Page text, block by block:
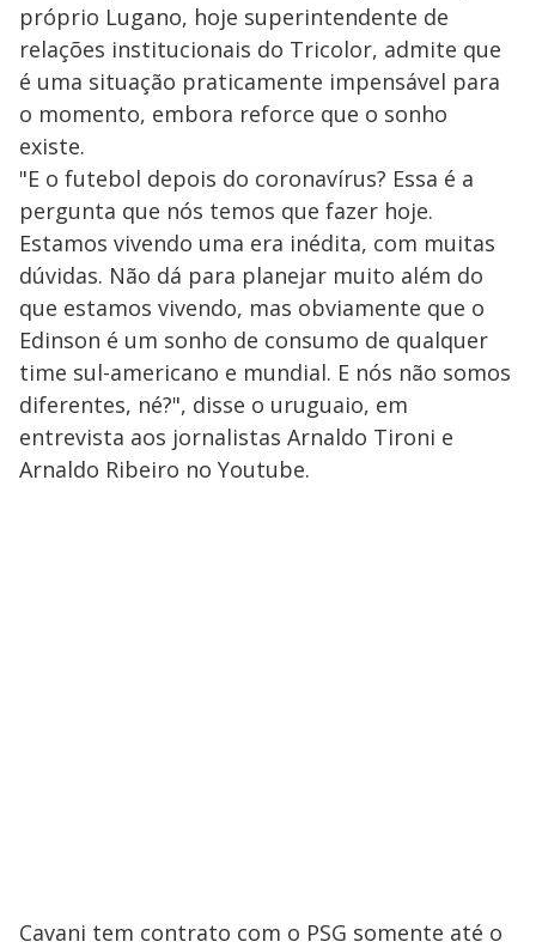
próprio Lugano, hoje superintendente de
relações institucionais do Tricolor, admite que
é uma situação praticamente impensável para
o momento, embora reforce que o sonho
existe.
"E o futebol depois do coronavírus? Essa é a
pergunta que nós temos que fazer hoje.
Estamos vivendo uma era inédita, com muitas
dúvidas. Não dá para planejar muito além do
que estamos vivendo, mas obviamente que o
Edinson é um sonho de consumo de qualquer
time sul-americano e mundial. E nós não somos
diferentes, né?", disse o uruguaio, em
entrevista aos jornalistas Arnaldo Tironi e
Arnaldo Ribeiro no Youtube.
Cavani tem contrato com o PSG somente até o